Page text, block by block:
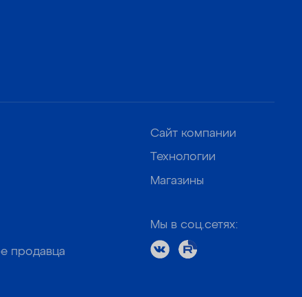
продавца
Сайт компании
Технологии
Магазины
Мы в соц.сетях: